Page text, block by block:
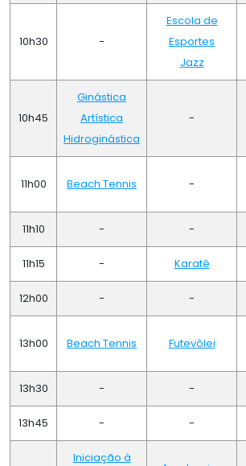
10h30 -
Escola de
Esportes
Jazz
10h45
Ginástica
Artística
Hidroginástica
-
11h00 Beach Tennis -
11h10 - -
11h15 - Karatê
12h00 - -
13h00 Beach Tennis Futevôlei
13h30 - -
13h45 - -
Iniciação à